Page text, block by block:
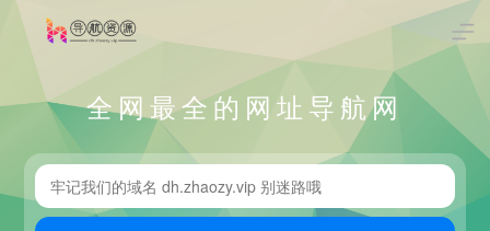
全网最全的网址导航网